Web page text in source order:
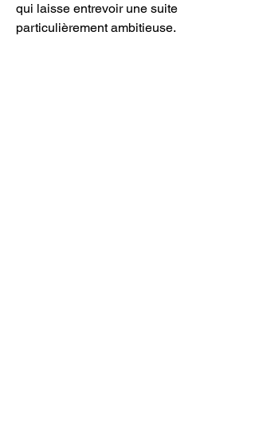
qui laisse entrevoir une suite
particulièrement ambitieuse.